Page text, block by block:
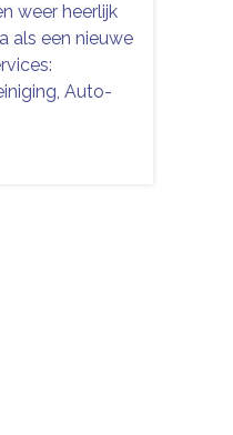
weer heerlijk
als een nieuwe
Auto-